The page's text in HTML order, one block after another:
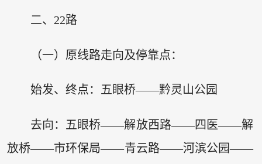
二、22路
（一）原线路走向及停靠点：
始发、终点：五眼桥——黔灵山公园
去向：五眼桥——解放西路——四医——解
放桥——市环保局——青云路——河滨公园——